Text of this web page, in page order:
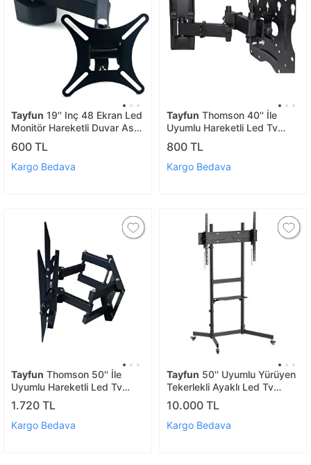
Tayfun 19'' Inç 48 Ekran Led
Monitör Hareketli Duvar Askı
Aparatı
600 TL
Kargo Bedava
Tayfun Thomson 40'' İle
Uyumlu Hareketli Led Tv
Duvar Askı Aparatı
800 TL
Kargo Bedava
Tayfun Thomson 50'' İle
Uyumlu Hareketli Led Tv
Asma Askı Aparatı
1.720 TL
Kargo Bedava
Tayfun 50'' Uyumlu Yürüyen
Tekerlekli Ayaklı Led Tv
Monitör Standı
10.000 TL
Kargo Bedava